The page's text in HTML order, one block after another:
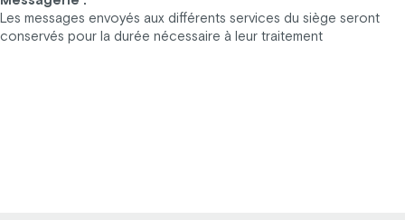
Les messages envoyés aux différents services du siège seront
conservés pour la durée nécessaire à leur traitement